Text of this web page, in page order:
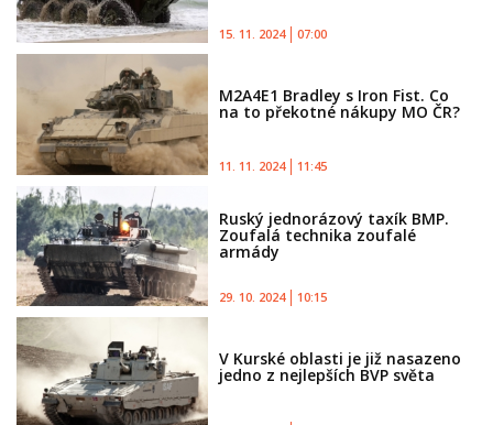
15. 11. 2024 07:00
M2A4E1 Bradley s Iron Fist. Co
na to překotné nákupy MO ČR?
11. 11. 2024 11:45
Ruský jednorázový taxík BMP.
Zoufalá technika zoufalé
armády
29. 10. 2024 10:15
V Kurské oblasti je již nasazeno
jedno z nejlepších BVP světa